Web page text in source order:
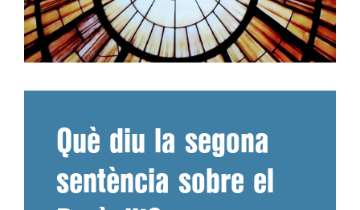
Què diu la segona
sentència sobre el